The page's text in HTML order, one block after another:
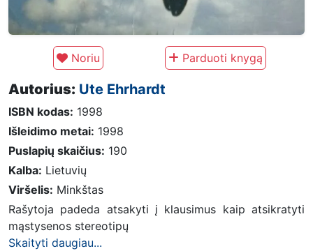
Noriu Parduoti knygą
Autorius: Ute Ehrhardt
ISBN kodas: 1998
Išleidimo metai: 1998
Puslapių skaičius: 190
Kalba: Lietuvių
Viršelis: Minkštas
Rašytoja padeda atsakyti į klausimus kaip atsikratyti
mąstysenos stereotipų
Skaityti daugiau...